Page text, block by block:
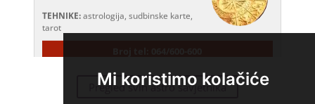
Mi koristimo kolačiće
tarot
Pregled svih astro savjetnika